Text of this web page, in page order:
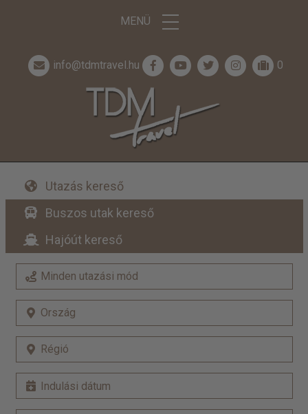
MENÜ
info@tdmtravel.hu 0
Utazás kereső
Buszos utak kereső
Hajóút kereső